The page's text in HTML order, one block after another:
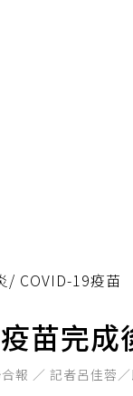
/ COVID-19疫苗
苗完
報 ／ 記者呂佳蓉